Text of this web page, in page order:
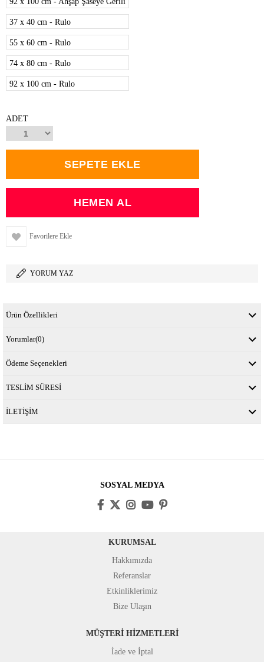
37 x 40 cm - Rulo
55 x 60 cm - Rulo
74 x 80 cm - Rulo
92 x 100 cm - Rulo
ADET
Favorilere Ekle
YORUM YAZ
Ürün Özellikleri
Yorumlar(0)
Ödeme Seçenekleri
TESLİM SÜRESİ
İLETİŞİM
SOSYAL MEDYA
KURUMSAL
Hakkımızda
Referanslar
Etkinliklerimiz
Bize Ulaşın
MÜŞTERİ HİZMETLERİ
İade ve İptal